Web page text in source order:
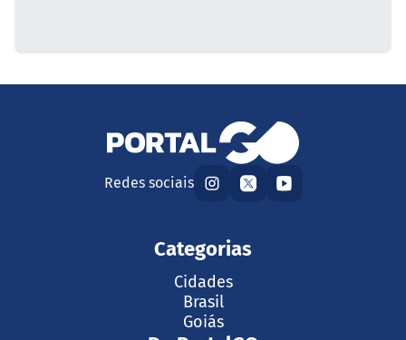
Redes sociais
Categorias
Cidades
Brasil
Goiás